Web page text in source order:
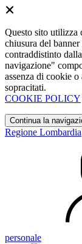
Questo sito utilizza
chiusura del
contraddistinto
navigazione"
assenza di cookie
sopracitati.
COOKIE POLICY
Continua la
Regione Lombardia
personale